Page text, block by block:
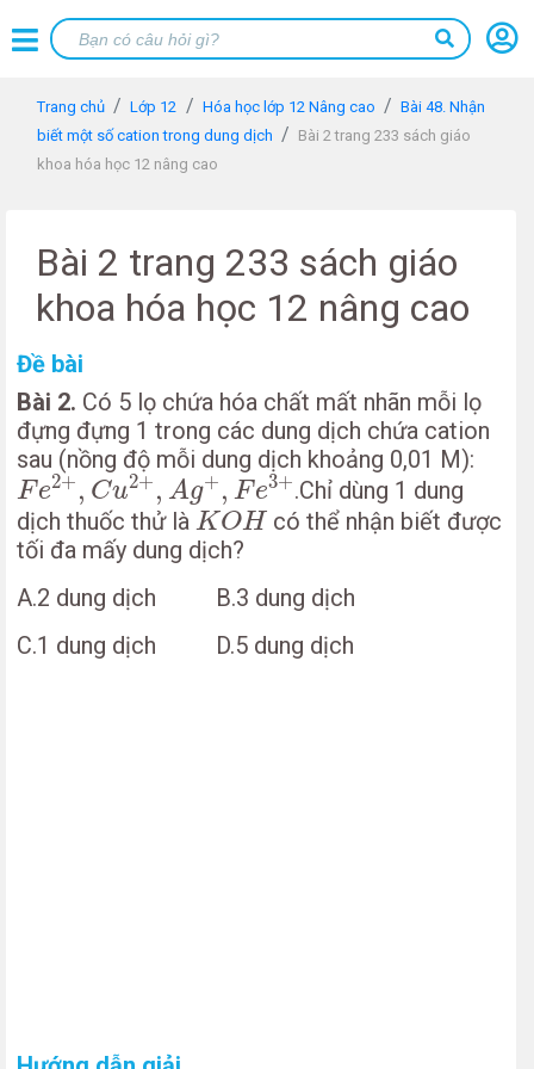
Trang chủ Lớp 12 Hóa học lớp 12 Nâng cao
Bài 48. Nhận
biết một số cation trong dung dịch
Bài 2 trang 233 sách giáo
khoa hóa học 12 nâng cao
Bài 2 trang 233 sách giáo
khoa hóa học 12 nâng cao
Đề bài
Bài 2. Có 5 lọ chứa hóa chất mất nhãn mỗi lọ
đựng đựng 1 trong các dung dịch chứa cation
sau (nồng độ mỗi dung dịch khoảng 0,01 M):
Fe2+ , Cu2+ , Ag+ , Fe3+
Fe2+,Cu 2+,Ag+,Fe3+
.Chỉ dùng 1 dung
dịch thuốc thử là KOH
KOH
có thể nhận biết được
tối đa mấy dung dịch?
A.2 dung dịch B.3 dung dịch
C.1 dung dịch D.5 dung dịch